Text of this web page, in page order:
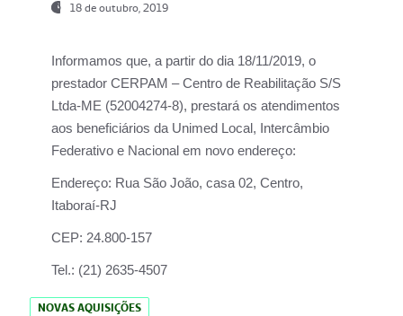
18 de outubro, 2019
Informamos que, a partir do dia 18/11/2019, o
prestador CERPAM – Centro de Reabilitação S/S
Ltda-ME (52004274-8), prestará os atendimentos
aos beneficiários da Unimed Local, Intercâmbio
Federativo e Nacional em novo endereço:
Endereço: Rua São João, casa 02, Centro,
Itaboraí-RJ
CEP: 24.800-157
Tel.: (21) 2635-4507
NOVAS AQUISIÇÕES